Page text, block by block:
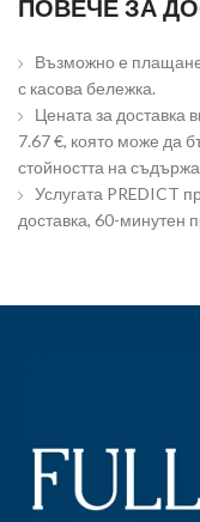
ПОВЕЧЕ ЗА
Възможно е
с касова бележка.
Цената за доставка
7.67 €, която може да
стойността на
Услугата PREDICT
доставка, 60-минутен